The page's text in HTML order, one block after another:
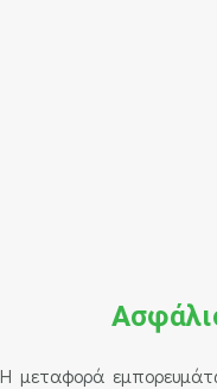
Η μεταφορά